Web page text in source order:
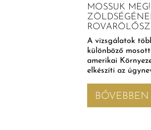
MOSSUK
A vizsgálatok
különböző
amerikai
elkészíti az
BŐVEBBEN